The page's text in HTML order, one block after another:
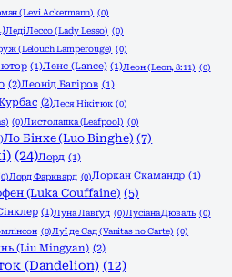
(Levi Ackermann) (0)
Леді Лессо (Lady Lesso) (0)
(Lelouch Lamperouge) (0)
(1)Ленс (Lance) (1)Леон (Leon, 8:11) (0)
(2)Леонід Багіров (1)
(2)Леся Нікітюк (0)
(0)Листолапка (Leafpool) (0)
Ло Бінхе (Luo Binghe) (7)
(24)Лорд (1)
Лорд Фарквард (0)Лоркан Скамандр (1)
(Luka Couffaine) (5)
(1)Луна Лавґуд (0)Лусіана Дюваль (0)
(0)Луї де Сад (Vanitas no Carte) (0)
(Liu Mingyan) (2)
(Dandelion) (12)